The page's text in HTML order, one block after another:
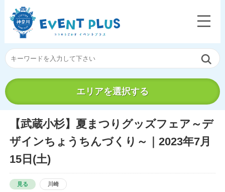
エリアを選択する
【武蔵小杉】夏まつりグッズフェア～デ
ザインちょうちんづくり～｜2023年7月
15日(土)
見る 川崎